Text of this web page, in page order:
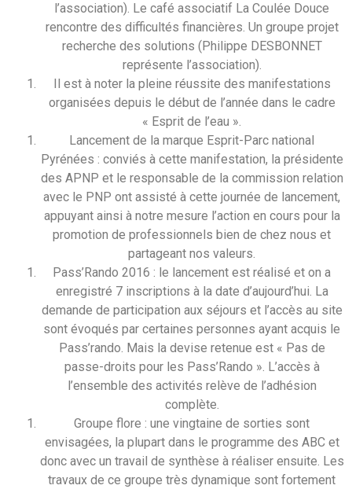
l’association). Le café associatif La Coulée Douce
rencontre des difficultés financières. Un groupe projet
recherche des solutions (Philippe DESBONNET
représente l’association).
Il est à noter la pleine réussite des manifestations
organisées depuis le début de l’année dans le cadre
« Esprit de l’eau ».
Lancement de la marque Esprit-Parc national
Pyrénées : conviés à cette manifestation, la présidente
des APNP et le responsable de la commission relation
avec le PNP ont assisté à cette journée de lancement,
appuyant ainsi à notre mesure l’action en cours pour la
promotion de professionnels bien de chez nous et
partageant nos valeurs.
Pass’Rando 2016 : le lancement est réalisé et on a
enregistré 7 inscriptions à la date d’aujourd’hui. La
demande de participation aux séjours et l’accès au site
sont évoqués par certaines personnes ayant acquis le
Pass’rando. Mais la devise retenue est « Pas de
passe-droits pour les Pass’Rando ». L’accès à
l’ensemble des activités relève de l’adhésion
complète.
Groupe flore : une vingtaine de sorties sont
envisagées, la plupart dans le programme des ABC et
donc avec un travail de synthèse à réaliser ensuite. Les
travaux de ce groupe très dynamique sont fortement